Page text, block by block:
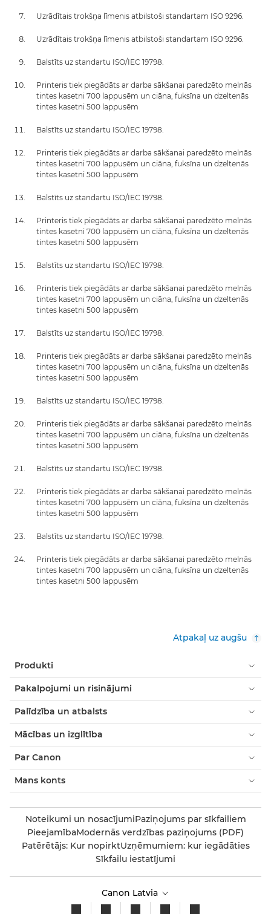
Uzrādītais trokšņa līmenis atbilstoši standartam ISO 9296.
Uzrādītais trokšņa līmenis atbilstoši standartam ISO 9296.
Balstīts uz standartu ISO/IEC 19798.
Printeris tiek piegādāts ar darba sākšanai paredzēto melnās
tintes kasetni 700 lappusēm un ciāna, fuksīna un dzeltenās
tintes kasetni 500 lappusēm
Balstīts uz standartu ISO/IEC 19798.
Printeris tiek piegādāts ar darba sākšanai paredzēto melnās
tintes kasetni 700 lappusēm un ciāna, fuksīna un dzeltenās
tintes kasetni 500 lappusēm
Balstīts uz standartu ISO/IEC 19798.
Printeris tiek piegādāts ar darba sākšanai paredzēto melnās
tintes kasetni 700 lappusēm un ciāna, fuksīna un dzeltenās
tintes kasetni 500 lappusēm
Balstīts uz standartu ISO/IEC 19798.
Printeris tiek piegādāts ar darba sākšanai paredzēto melnās
tintes kasetni 700 lappusēm un ciāna, fuksīna un dzeltenās
tintes kasetni 500 lappusēm
Balstīts uz standartu ISO/IEC 19798.
Printeris tiek piegādāts ar darba sākšanai paredzēto melnās
tintes kasetni 700 lappusēm un ciāna, fuksīna un dzeltenās
tintes kasetni 500 lappusēm
Balstīts uz standartu ISO/IEC 19798.
Printeris tiek piegādāts ar darba sākšanai paredzēto melnās
tintes kasetni 700 lappusēm un ciāna, fuksīna un dzeltenās
tintes kasetni 500 lappusēm
Balstīts uz standartu ISO/IEC 19798.
Printeris tiek piegādāts ar darba sākšanai paredzēto melnās
tintes kasetni 700 lappusēm un ciāna, fuksīna un dzeltenās
tintes kasetni 500 lappusēm
Balstīts uz standartu ISO/IEC 19798.
Printeris tiek piegādāts ar darba sākšanai paredzēto melnās
tintes kasetni 700 lappusēm un ciāna, fuksīna un dzeltenās
tintes kasetni 500 lappusēm
Atpakaļ uz augšu
Produkti
Pakalpojumi un risinājumi
Palīdzība un atbalsts
Mācības un izglītība
Par Canon
Mans konts
Noteikumi un nosacījumiPaziņojums par sīkfailiem
PieejamībaModernās verdzības paziņojums (PDF)
Patērētājs: Kur nopirktUzņēmumiem: kur iegādāties
Sīkfailu iestatījumi
Canon Latvia